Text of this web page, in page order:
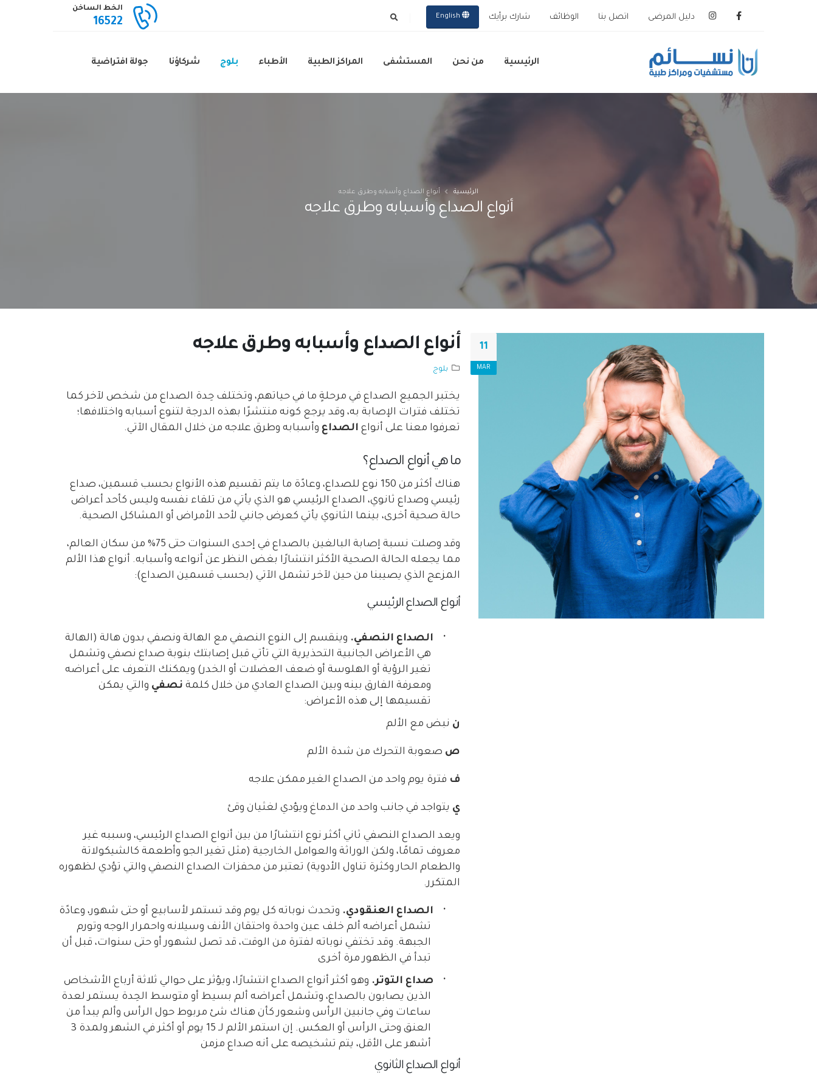
دليل المرضى اتصل بنا الوظائف شارك برأيك English
الخط الساخن
16522
الرئيسية من نحن المستشفى المراكز الطبية الأطباء بلوج شركاؤنا جولة افتراضية
أنواع الصداع وأسبابه وطرق علاجه
الرئيسية أنواع الصداع وأسبابه وطرق علاجه
11
MAR
أنواع الصداع وأسبابه وطرق علاجه
بلوج
يختبر الجميع الصداع في مرحلةٍ ما في حياتهم، وتختلف حِدة الصداع من شخص لآخر كما
تختلف فترات الإصابة به، وقد يرجع كونه منتشرًا بهذه الدرجة لتنوع أسبابه واختلافها؛
تعرفوا معنا على أنواع الصداع وأسبابه وطرق علاجه من خلال المقال الآتي.
ما هي أنواع الصداع؟
هناك أكثر من 150 نوع للصداع، وعادًة ما يتم تقسيم هذه الأنواع بحسب قسمين، صداع
رئيسي وصداع ثانوي، الصداع الرئيسي هو الذي يأتي من تلقاء نفسه وليس كأحد أعراض
حالة صحية أخرى، بينما الثانوي يأتي كعرض جانبي لأحد الأمراض أو المشاكل الصحية.
وقد وصلت نسبة إصابة البالغين بالصداع في إحدى السنوات حتى 75% من سكان العالم،
مما يجعله الحالة الصحية الأكثر انتشارًا بغض النظر عن أنواعه وأسبابه. أنواع هذا الألم
المزعج الذي يصيبنا من حين لآخر تشمل الآتي (بحسب قسمين الصداع):
أنواع الصداع الرئيسي
· الصداع النصفي. وينقسم إلى النوع النصفي مع الهالة ونصفي بدون هالة (الهالة
هي الأعراض الجانبية التحذيرية التي تأتي قبل إصابتك بنوبة صداع نصفي وتشمل
تغير الرؤية أو الهلوسة أو ضعف العضلات أو الخدر) ويمكنك التعرف على أعراضه
ومعرفة الفارق بينه وبين الصداع العادي من خلال كلمة نصفي والتي يمكن
تقسيمها إلى هذه الأعراض:
ن نبض مع الألم
ص صعوبة التحرك من شدة الألم
ف فترة يوم واحد من الصداع الغير ممكن علاجه
ي يتواجد في جانب واحد من الدماغ ويؤدي لغثيان وقئ
ويعد الصداع النصفي ثاني أكثر نوع انتشارًا من بين أنواع الصداع الرئيسي، وسببه غير
معروف تمامًا، ولكن الوراثة والعوامل الخارجية (مثل تغير الجو وأطعمة كالشيكولاتة
والطعام الحار وكثرة تناول الأدوية) تعتبر من محفزات الصداع النصفي والتي تؤدي لظهوره
المتكرر.
· الصداع العنقودي. وتحدث نوباته كل يوم وقد تستمر لأسابيع أو حتى شهور، وعادًة
تشمل أعراضه ألم خلف عين واحدة واحتقان الأنف وسيلانه واحمرار الوجه وتورم
الجبهة. وقد تختفي نوباته لفترة من الوقت، قد تصل لشهور أو حتى سنوات، قبل أن
تبدأ في الظهور مرة أخرى
·
صداع التوتر. وهو أكثر أنواع الصداع انتشارًا، ويؤثر على حوالي ثلاثة أرباع الأشخاص
الذين يصابون بالصداع، وتشمل أعراضه ألم بسيط أو متوسط الحِدة يستمر لعدة
ساعات وفي جانبين الرأس وشعور كأن هناك شئ مربوط حول الرأس وألم يبدأ من
العنق وحتى الرأس أو العكس. إن استمر الألم لـ 15 يوم أو أكثر في الشهر ولمدة 3
أشهر على الأقل، يتم تشخيصه على أنه صداع مزمن
أنواع الصداع الثانوي